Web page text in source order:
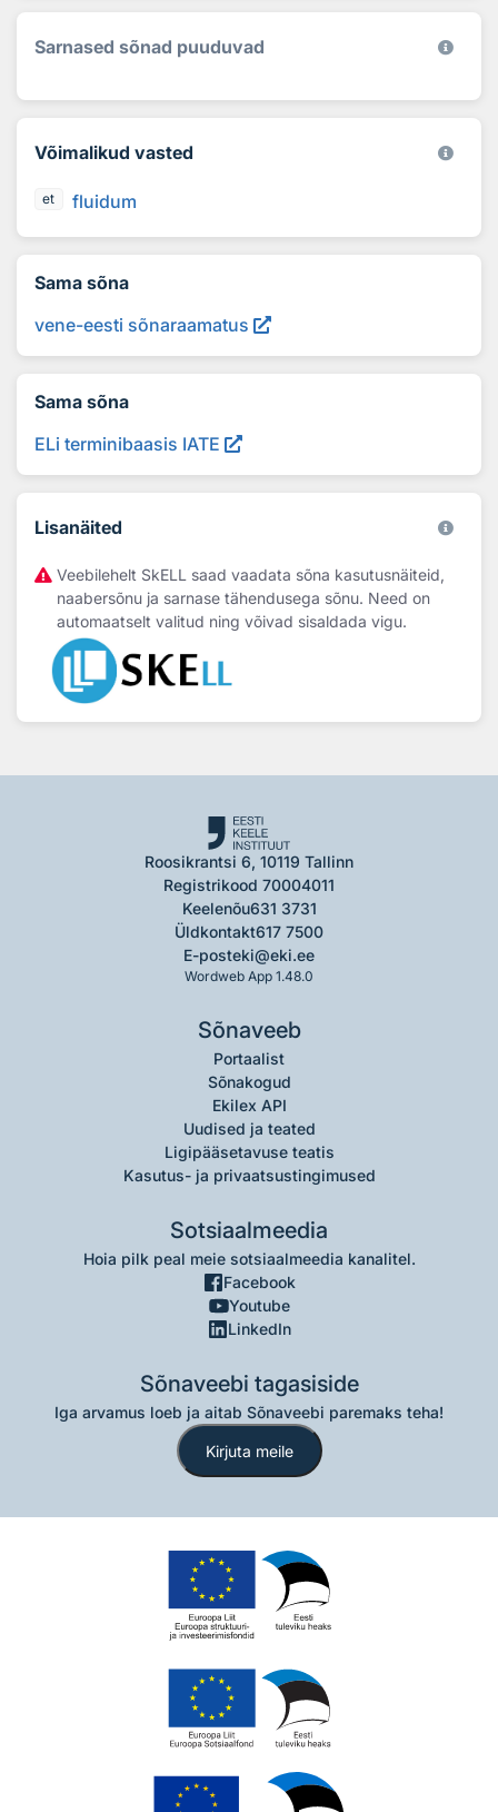
Sarnased sõnad puuduvad
Võimalikud vasted
et fluidum
Sama sõna
vene-eesti sõnaraamatus
Sama sõna
ELi terminibaasis IATE
Lisanäited
Veebilehelt SkELL saad vaadata sõna kasutusnäiteid,
naabersõnu ja sarnase tähendusega sõnu. Need on
automaatselt valitud ning võivad sisaldada vigu.
Roosikrantsi 6, 10119 Tallinn
Registrikood 70004011
Keelenõu631 3731
Üldkontakt617 7500
E-posteki@eki.ee
Wordweb App 1.48.0
Sõnaveeb
Portaalist
Sõnakogud
Ekilex API
Uudised ja teated
Ligipääsetavuse teatis
Kasutus- ja privaatsustingimused
Sotsiaalmeedia
Hoia pilk peal meie sotsiaalmeedia kanalitel.
Facebook
Youtube
LinkedIn
Sõnaveebi tagasiside
Iga arvamus loeb ja aitab Sõnaveebi paremaks teha!
Kirjuta meile